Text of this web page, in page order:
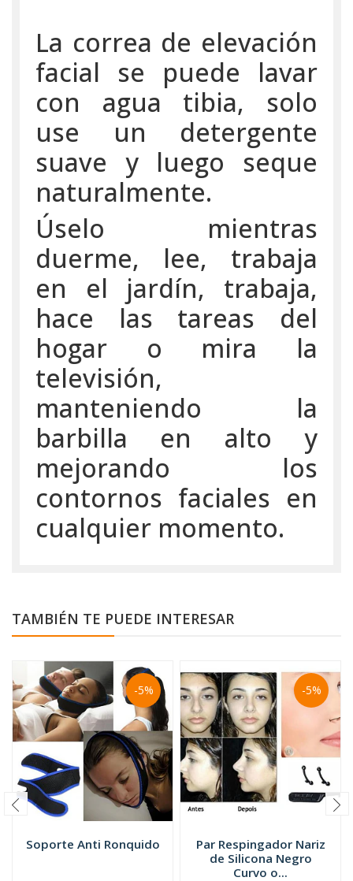
La correa de elevación
facial se puede lavar
con agua tibia, solo
use un detergente
suave y luego seque
naturalmente.
Úselo mientras
duerme, lee, trabaja
en el jardín, trabaja,
hace las tareas del
hogar o mira la
televisión,
manteniendo la
barbilla en alto y
mejorando los
contornos faciales en
cualquier momento.
TAMBIÉN TE PUEDE INTERESAR
-5%
Soporte Anti Ronquido
-5%
Par Respingador Nariz
de Silicona Negro
Curvo o...